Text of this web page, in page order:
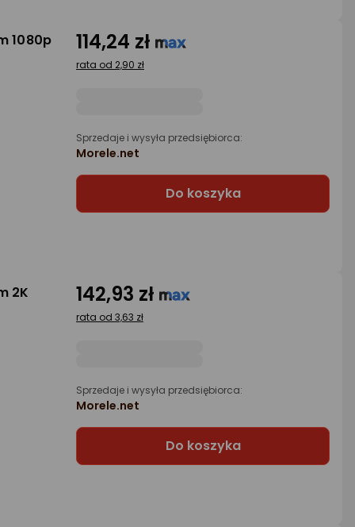
1080p 114,24 zł
rata od 2,90 zł
Sprzedaje i wysyła przedsiębiorca:
Morele.net
Do koszyka
2K 142,93 zł
rata od 3,63 zł
Sprzedaje i wysyła przedsiębiorca:
Morele.net
Do koszyka